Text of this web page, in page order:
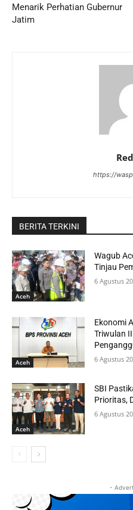
Menarik Perhatian Gubernur
Jatim
https://
BERITA TERKINI
Aceh
Wagub
Tinjau
6 Agustus
Aceh
Ekonomi
Triwulan
6 Agustus
Aceh
SBI
Prioritas,
6 Agustus
-